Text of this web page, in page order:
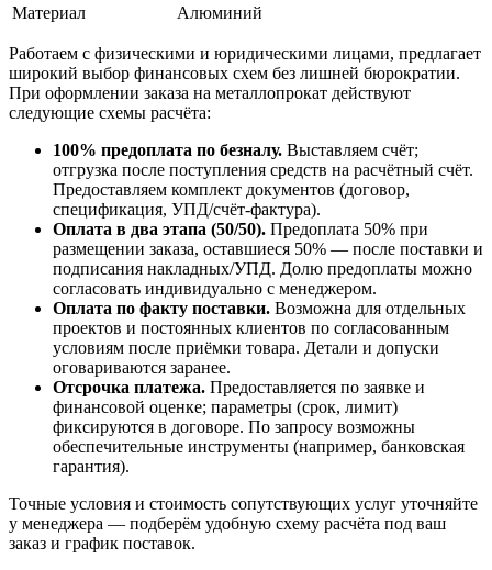
Материал
Алюминий
Работаем с физическими и юридическими лицами, предлагает
широкий выбор финансовых схем без лишней бюрократии.
При оформлении заказа на металлопрокат действуют
следующие схемы расчёта:
100% предоплата по безналу. Выставляем счёт;
отгрузка после поступления средств на расчётный счёт.
Предоставляем комплект документов (договор,
спецификация, УПД/счёт-фактура).
Оплата в два этапа (50/50). Предоплата 50% при
размещении заказа, оставшиеся 50% — после поставки и
подписания накладных/УПД. Долю предоплаты можно
согласовать индивидуально с менеджером.
Оплата по факту поставки. Возможна для отдельных
проектов и постоянных клиентов по согласованным
условиям после приёмки товара. Детали и допуски
оговариваются заранее.
Отсрочка платежа. Предоставляется по заявке и
финансовой оценке; параметры (срок, лимит)
фиксируются в договоре. По запросу возможны
обеспечительные инструменты (например, банковская
гарантия).
Точные условия и стоимость сопутствующих услуг уточняйте
у менеджера — подберём удобную схему расчёта под ваш
заказ и график поставок.